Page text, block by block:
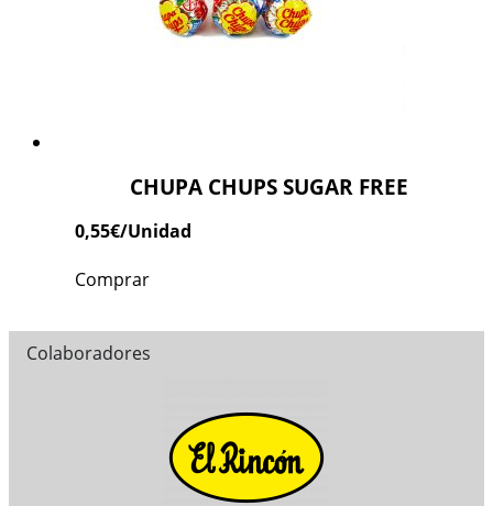
CHUPA CHUPS SUGAR FREE
0,55€/Unidad
Comprar
Colaboradores